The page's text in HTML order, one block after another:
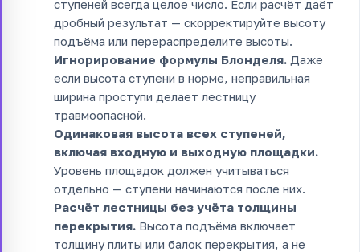
ступеней всегда целое число. Если расчёт даёт
дробный результат — скорректируйте высоту
подъёма или перераспределите высоты.
Игнорирование формулы Блонделя. Даже
если высота ступени в норме, неправильная
ширина проступи делает лестницу
травмоопасной.
Одинаковая высота всех ступеней,
включая входную и выходную площадки.
Уровень площадок должен учитываться
отдельно — ступени начинаются после них.
Расчёт лестницы без учёта толщины
перекрытия. Высота подъёма включает
толщину плиты или балок перекрытия, а не